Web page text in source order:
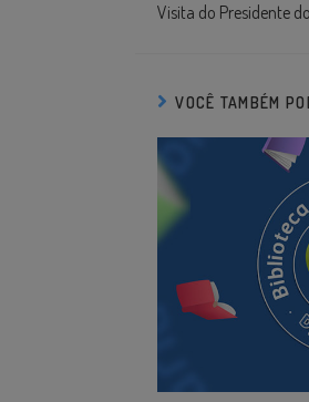
Visita do Presidente
VOCÊ TAMBÉM